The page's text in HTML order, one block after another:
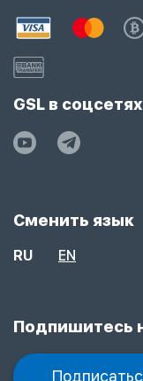
GSL в соцсетях
Сменить язык
RU EN
Подпишитесь